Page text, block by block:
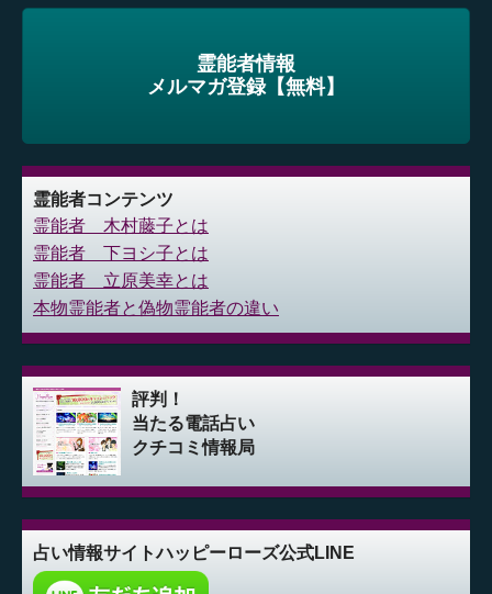
霊能者情報
メルマガ登録【無料】
霊能者コンテンツ
霊能者 木村藤子とは
霊能者 下ヨシ子とは
霊能者 立原美幸とは
本物霊能者と偽物霊能者の違い
評判！
当たる電話占い
クチコミ情報局
占い情報サイトハッピーローズ公式LINE